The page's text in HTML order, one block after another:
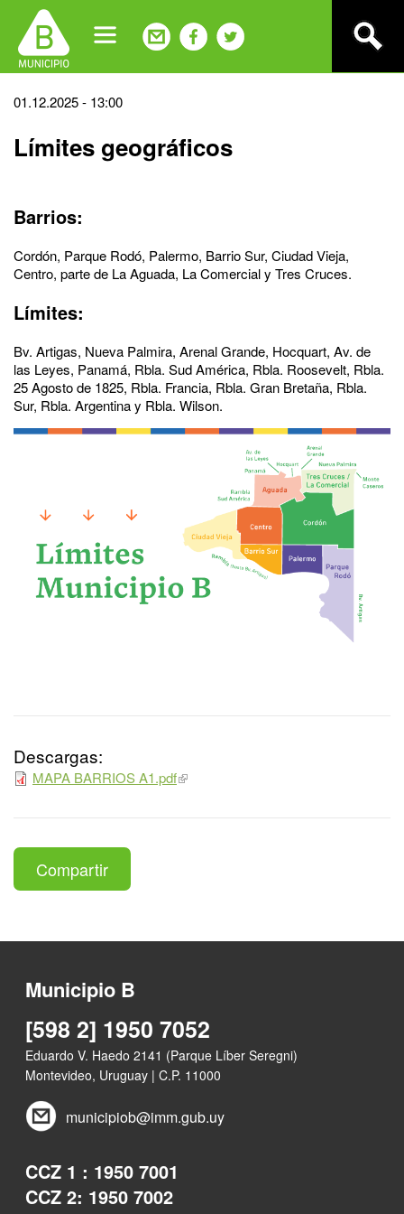
navigation
Back
top
01.12.2025 - 13:00
Límites geográficos
Barrios:
Cordón, Parque Rodó, Palermo, Barrio Sur, Ciudad Vieja,
Centro, parte de La Aguada, La Comercial y Tres Cruces.
Límites:
Bv. Artigas, Nueva Palmira, Arenal Grande, Hocquart, Av. de
las Leyes, Panamá, Rbla. Sud América, Rbla. Roosevelt, Rbla.
25 Agosto de 1825, Rbla. Francia, Rbla. Gran Bretaña, Rbla.
Sur, Rbla. Argentina y Rbla. Wilson.
Descargas:
MAPA BARRIOS A1.pdf
Compartir
Municipio B
[598 2] 1950 7052
Eduardo V. Haedo 2141 (Parque Líber Seregni)
Montevideo, Uruguay | C.P. 11000
municipiob@imm.gub.uy
CCZ 1 : 1950 7001
CCZ 2: 1950 7002